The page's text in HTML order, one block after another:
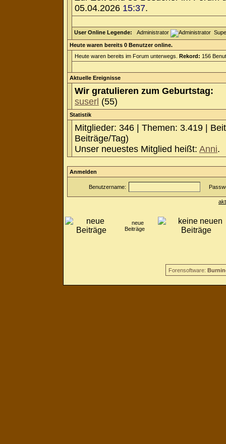
05.04.2026 15:37.
User Online Legende: Administrator
Heute waren bereits 0 Benutzer online.
Heute waren bereits im Forum unterwegs. Rekord: 156
Aktuelle Ereignisse
Wir gratulieren zum Geburtstag:
suserl (55)
Statistik
Mitglieder: 346 | Themen: 3.419 |
Beiträge/Tag)
Unser neuestes Mitglied heißt: Anni.
Anmelden
Benutzername:
neue
Beiträge
Forensoftware: